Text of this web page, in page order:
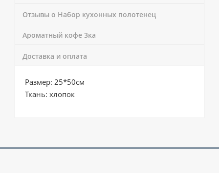
Отзывы о Набор кухонных полотенец
Ароматный кофе 3ка
Доставка и оплата
Размер: 25*50см
Ткань: хлопок